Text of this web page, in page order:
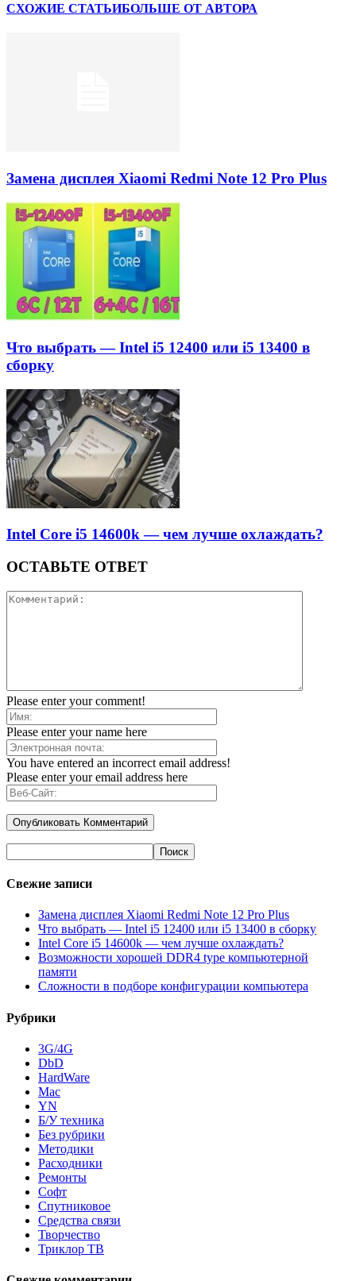
СХОЖИЕ СТАТЬИБОЛЬШЕ ОТ АВТОРА
Замена дисплея Xiaomi Redmi Note 12 Pro Plus
Что выбрать — Intel i5 12400 или i5 13400 в
сборку
Intel Core i5 14600k — чем лучше охлаждать?
ОСТАВЬТЕ ОТВЕТ
Please enter your comment!
Please enter your name here
You have entered an incorrect email address!
Please enter your email address here
Свежие записи
Замена дисплея Xiaomi Redmi Note 12 Pro Plus
Что выбрать — Intel i5 12400 или i5 13400 в сборку
Intel Core i5 14600k — чем лучше охлаждать?
Возможности хорошей DDR4 type компьютерной
памяти
Сложности в подборе конфигурации компьютера
Рубрики
3G/4G
DbD
HardWare
Mac
YN
Б/У техника
Без рубрики
Методики
Расходники
Ремонты
Софт
Спутниковое
Средства связи
Творчество
Триклор ТВ